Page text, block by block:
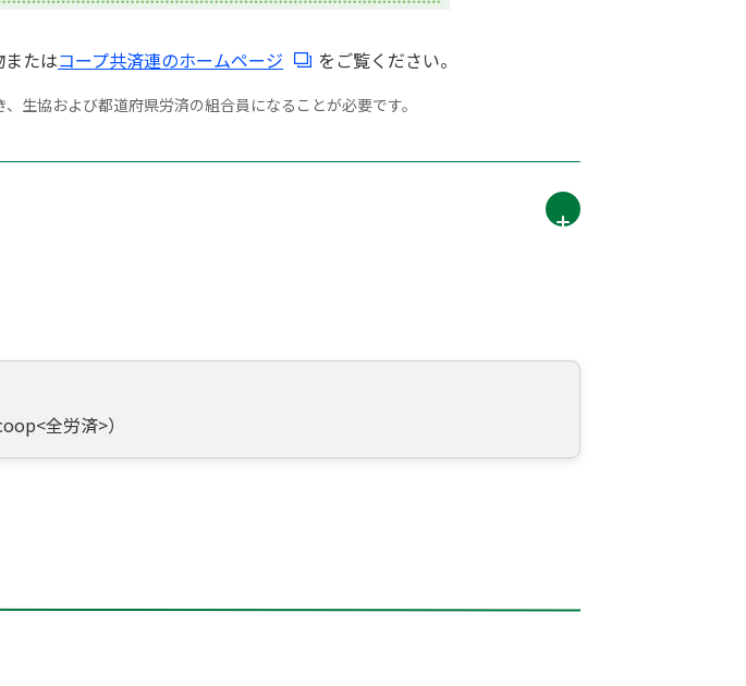
たはコープ共済連のホームページ をご覧ください。
生協および都道府県労済の組合員になることが必要です。
全労済>）